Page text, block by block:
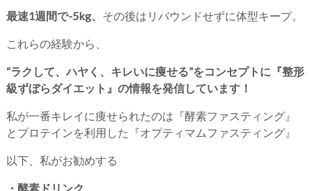
最速1週間で-5kg、 その後はリバウンドせずに体型キープ。
これらの経験から、
“ラクして、ハヤく、キレいに痩せる”をコンセプトに『整形
級ずぼらダイエット』の情報を発信しています！
私が一番キレイに痩せられたのは『酵素ファスティング』
とプロテインを利用した『オプティマムファスティング』
以下、私がお勧めする
・酵素ドリンク